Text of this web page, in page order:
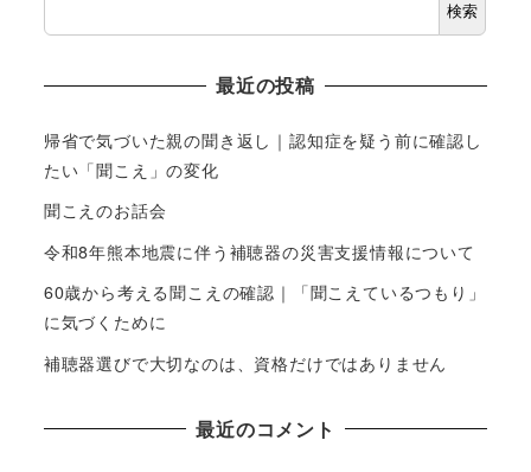
検索
最近の投稿
帰省で気づいた親の聞き返し｜認知症を疑う前に確認し
たい「聞こえ」の変化
聞こえのお話会
令和8年熊本地震に伴う補聴器の災害支援情報について
60歳から考える聞こえの確認｜「聞こえているつもり」
に気づくために
補聴器選びで大切なのは、資格だけではありません
最近のコメント